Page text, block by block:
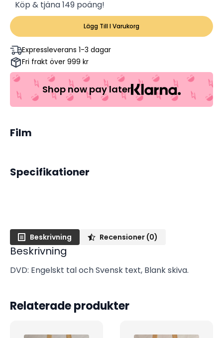
Köp & tjäna 149 poäng!
Lägg Till I Varukorg
Expressleverans 1-3 dagar
Fri frakt över 999 kr
Shop now pay later
Film
Specifikationer
Beskrivning Recensioner (0)
Beskrivning
DVD: Engelskt tal och Svensk text, Blank skiva.
Relaterade produkter